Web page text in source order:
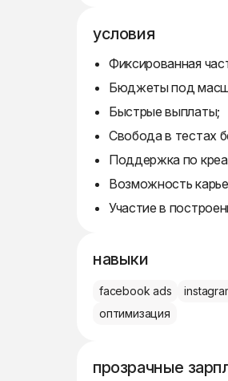
условия
Фиксированная
Бюджеты под
Быстрые выплаты;
Свобода в тестах
Поддержка по
Возможность
Участие в
навыки
facebook ads
оптимизация
прозрачные